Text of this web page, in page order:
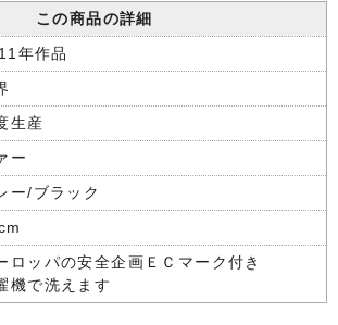
この商品の詳細
年作品
生産
ー
ー/ブラック
ロッパの安全企画ＥＣマーク付き
機で洗えます